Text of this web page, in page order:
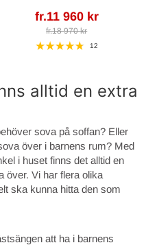
fr.11 960 kr
fr.18 970 kr
12
alltid en extra
sova på soffan? Eller
över i barnens rum? Med
i huset finns det alltid en
över. Vi har flera olika
ska kunna hitta den som
att ha i barnens